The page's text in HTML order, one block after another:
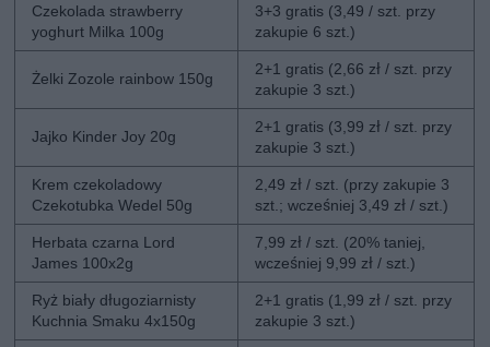
Czekolada strawberry
yoghurt Milka 100g
3+3 gratis (3,49 / szt. przy
zakupie 6 szt.)
Żelki Zozole rainbow 150g
2+1 gratis (2,66 zł / szt. przy
zakupie 3 szt.)
Jajko Kinder Joy 20g
2+1 gratis (3,99 zł / szt. przy
zakupie 3 szt.)
Krem czekoladowy
Czekotubka Wedel 50g
2,49 zł / szt. (przy zakupie 3
szt.; wcześniej 3,49 zł / szt.)
Herbata czarna Lord
James 100x2g
7,99 zł / szt. (20% taniej,
wcześniej 9,99 zł / szt.)
Ryż biały długoziarnisty
Kuchnia Smaku 4x150g
2+1 gratis (1,99 zł / szt. przy
zakupie 3 szt.)